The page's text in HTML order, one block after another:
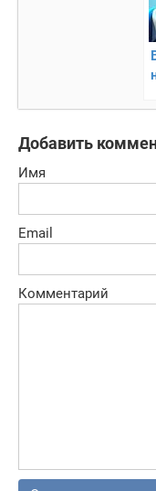
Добавить
Имя
Email
Комментарий